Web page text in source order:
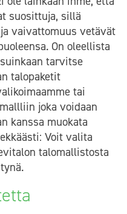
suosittuja, sillä
vaivattomuus vetävät
On oleellista
tarvitse
talopaketit
tai
joka voidaan
kanssa muokata
Voit valita
talomallistosta